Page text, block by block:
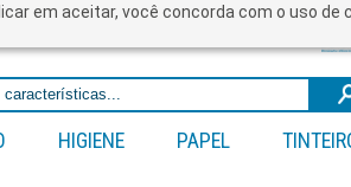
em aceitar, você concorda com o uso
HIGIENE PAPEL